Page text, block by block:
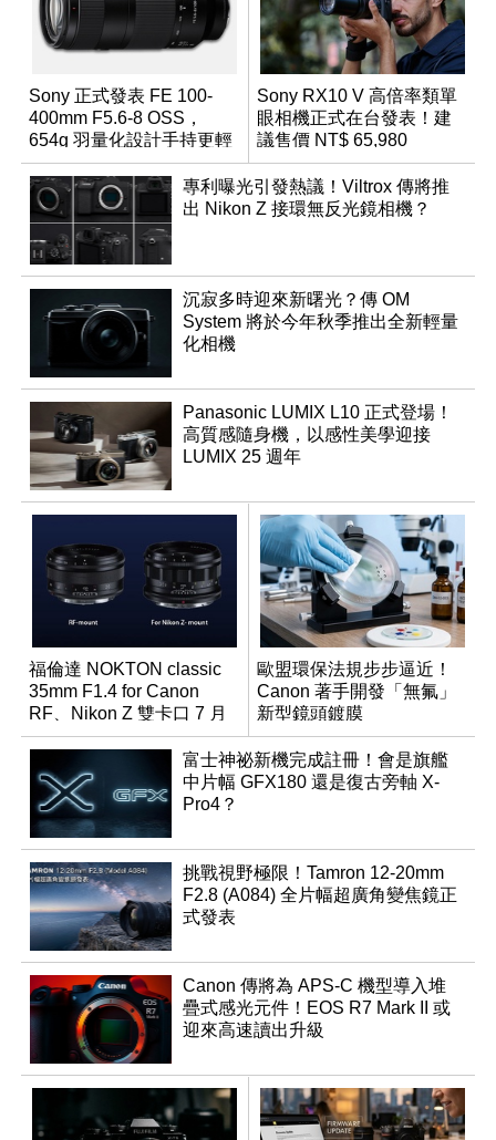
Sony 正式發表 FE 100-
400mm F5.6-8 OSS，
654g 羽量化設計手持更輕
鬆
Sony RX10 V 高倍率類單
眼相機正式在台發表！建
議售價 NT$ 65,980
專利曝光引發熱議！Viltrox 傳將推
出 Nikon Z 接環無反光鏡相機？
沉寂多時迎來新曙光？傳 OM
System 將於今年秋季推出全新輕量
化相機
Panasonic LUMIX L10 正式登場！
高質感隨身機，以感性美學迎接
LUMIX 25 週年
福倫達 NOKTON classic
35mm F1.4 for Canon
RF、Nikon Z 雙卡口 7 月
同步登台
歐盟環保法規步步逼近！
Canon 著手開發「無氟」
新型鏡頭鍍膜
富士神祕新機完成註冊！會是旗艦
中片幅 GFX180 還是復古旁軸 X-
Pro4？
挑戰視野極限！Tamron 12-20mm
F2.8 (A084) 全片幅超廣角變焦鏡正
式發表
Canon 傳將為 APS-C 機型導入堆
疊式感光元件！EOS R7 Mark II 或
迎來高速讀出升級